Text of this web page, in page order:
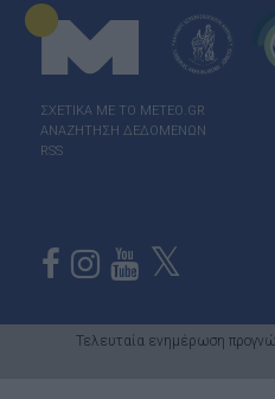
ΣΧΕΤΙΚΑ ΜΕ ΤΟ ΜΕΤΕΟ.GR
ΑΝΑΖΗΤΗΣΗ ΔΕΔΟΜΕΝΩΝ
RSS
Τελευταία ενημέρωση